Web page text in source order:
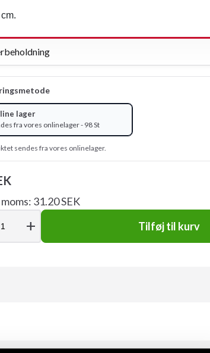
lager
fra vores onlinelager - 98 St
sendes fra vores onlinelager.
31.20 SEK
add Tilføj til kurv